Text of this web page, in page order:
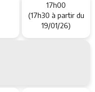
17h00
(17h30 à partir du
19/01/26)